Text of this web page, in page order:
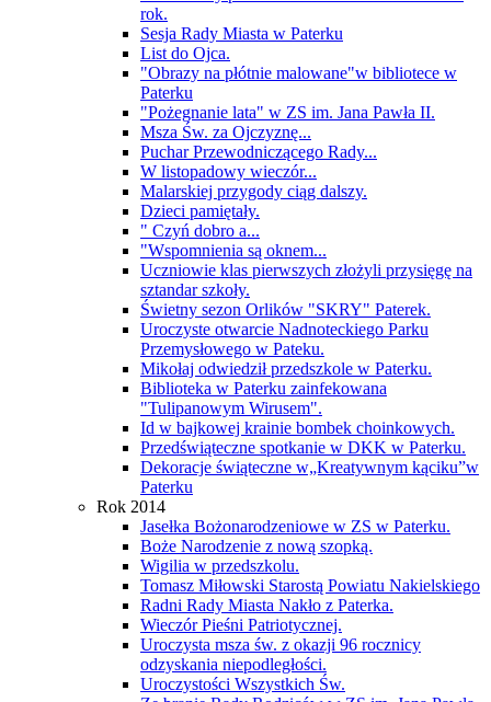
rok.
Sesja Rady Miasta w Paterku
List do Ojca.
"Obrazy na płótnie malowane"w bibliotece w
Paterku
"Pożegnanie lata" w ZS im. Jana Pawła II.
Msza Św. za Ojczyznę...
Puchar Przewodniczącego Rady...
W listopadowy wieczór...
Malarskiej przygody ciąg dalszy.
Dzieci pamiętały.
" Czyń dobro a...
"Wspomnienia są oknem...
Uczniowie klas pierwszych złożyli przysięgę na
sztandar szkoły.
Świetny sezon Orlików "SKRY" Paterek.
Uroczyste otwarcie Nadnoteckiego Parku
Przemysłowego w Pateku.
Mikołaj odwiedził przedszkole w Paterku.
Biblioteka w Paterku zainfekowana
"Tulipanowym Wirusem".
Id w bajkowej krainie bombek choinkowych.
Przedświąteczne spotkanie w DKK w Paterku.
Dekoracje świąteczne w„Kreatywnym kąciku”w
Paterku
Rok 2014
Jasełka Bożonarodzeniowe w ZS w Paterku.
Boże Narodzenie z nową szopką.
Wigilia w przedszkolu.
Tomasz Miłowski Starostą Powiatu Nakielskiego
Radni Rady Miasta Nakło z Paterka.
Wieczór Pieśni Patriotycznej.
Uroczysta msza św. z okazji 96 rocznicy
odzyskania niepodległości.
Uroczystości Wszystkich Św.